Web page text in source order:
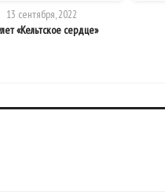
13 сентября, 2022
«Кельтское сердце»